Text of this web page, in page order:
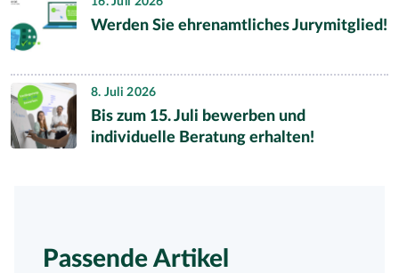
Werden Sie ehrenamtliches Jurymitglied!
8. Juli 2026
Bis zum 15. Juli bewerben und
individuelle Beratung erhalten!
Passende Artikel